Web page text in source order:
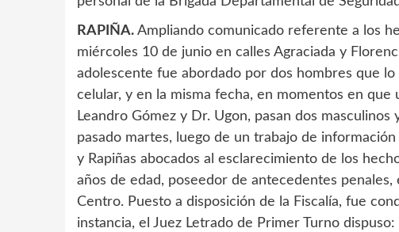
RAPIÑA. Ampliando comunicado referente a los
miércoles 10 de junio en calles Agraciada y
adolescente fue abordado por dos hombres que
celular, y en la misma fecha, en momentos en
Leandro Gómez y Dr. Ugon, pasan dos
pasado martes, luego de un trabajo de
y Rapiñas abocados al esclarecimiento de los
años de edad, poseedor de antecedentes
Centro. Puesto a disposición de la Fiscalía, fue
instancia, el Juez Letrado de Primer Turno